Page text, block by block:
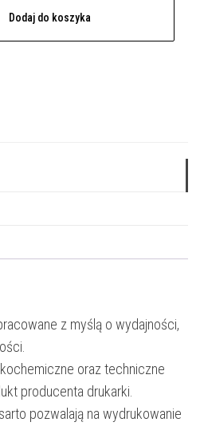
Dodaj do koszyka
z myślą o wydajności,
oraz techniczne
producenta drukarki.
pozwalają na wydrukowanie